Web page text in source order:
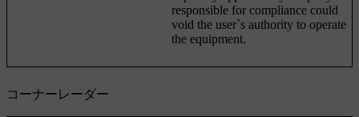
responsible for compliance could
void the user`s authority to operate
the equipment.
コーナーレーダー